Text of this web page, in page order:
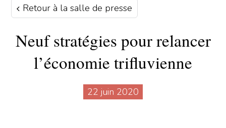
Retour à la salle de presse
Neuf stratégies pour relancer
l’économie trifluvienne
22 juin 2020